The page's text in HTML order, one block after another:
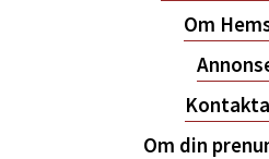
Om
Om din